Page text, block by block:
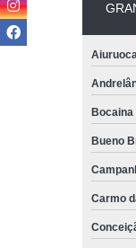
Bocaina
Bueno
Carmo